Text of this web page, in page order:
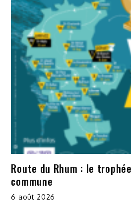
Route du Rhum : le
commune
6 août 2026